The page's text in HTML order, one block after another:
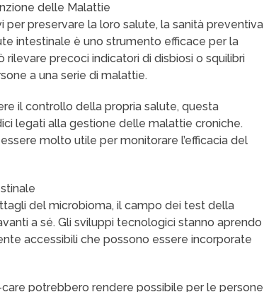
delle Malattie
preservare la loro salute, la sanità preventiva
intestinale è uno strumento efficace per la
precoci indicatori di disbiosi o squilibri
a una serie di malattie.
il controllo della propria salute, questa
legati alla gestione delle malattie croniche.
molto utile per monitorare l’efficacia del
del microbioma, il campo dei test della
a sé. Gli sviluppi tecnologici stanno aprendo
accessibili che possono essere incorporate
potrebbero rendere possibile per le persone